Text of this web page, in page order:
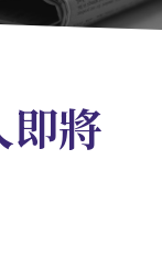
即將